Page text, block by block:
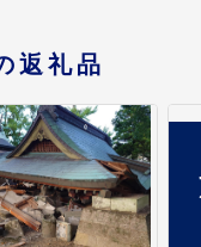
返礼品